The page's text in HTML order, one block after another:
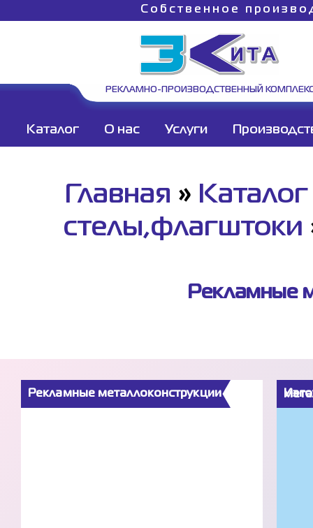
Собственное
РЕКЛАМНО-ПРОИЗВОДСТВЕННЫЙ
Каталог О нас Услуги
Главная » Каталог
стелы,флагштоки
Рекламные
Рекламные металлоконструкции